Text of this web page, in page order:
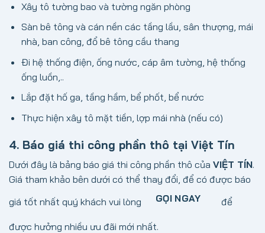
Xây tô tường bao và tường ngăn phòng
Sàn bê tông và cán nền các tầng lầu, sân thượng, mái
nhà, ban công, đổ bê tông cầu thang
Đi hệ thống điện, ống nước, cáp âm tường, hệ thống
ống luồn,..
Lắp đặt hố ga, tầng hầm, bể phốt, bể nước
Thực hiện xây tô mặt tiền, lợp mái nhà (nếu có)
4. Báo giá thi công phần thô tại Việt Tín
Dưới đây là bảng báo giá thi công phần thô của VIỆT TÍN.
Giá tham khảo bên dưới có thể thay đổi, để có được báo
giá tốt nhất quý khách vui lòng
GỌI NGAY để
được hưởng nhiều ưu đãi mới nhất.